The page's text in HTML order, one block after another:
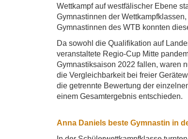
Wettkampf auf westfälischer Ebene
Gymnastinnen der
Gymnastinnen des WTB konnten
Da sowohl die Qualifikation auf
veranstaltete Regio-Cup Mitte
Gymnastiksaison 2022 fallen, waren
die Vergleichbarkeit bei freier
die getrennte Bewertung der
einem Gesamtergebnis entschieden.
Anna Daniels beste Gymnastin in